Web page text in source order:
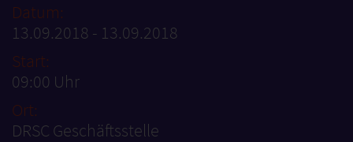
Datum:
13.09.2018 - 13.09.2018
Start:
09:00 Uhr
Ort:
DRSC Geschäftsstelle